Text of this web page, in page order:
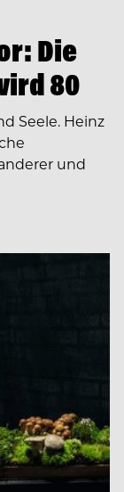
Die
80
Seele. Heinz
und